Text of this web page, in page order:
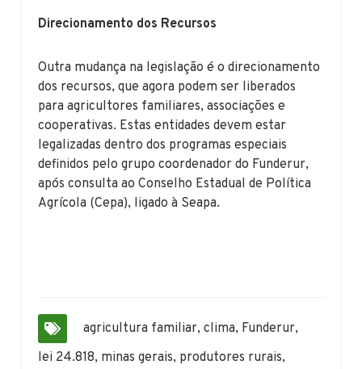
Direcionamento dos Recursos
Outra mudança na legislação é o direcionamento
dos recursos, que agora podem ser liberados
para agricultores familiares, associações e
cooperativas. Estas entidades devem estar
legalizadas dentro dos programas especiais
definidos pelo grupo coordenador do Funderur,
após consulta ao Conselho Estadual de Política
Agrícola (Cepa), ligado à Seapa.
agricultura familiar,clima, Funderur,
lei 24.818, minas gerais, produtores rurais,